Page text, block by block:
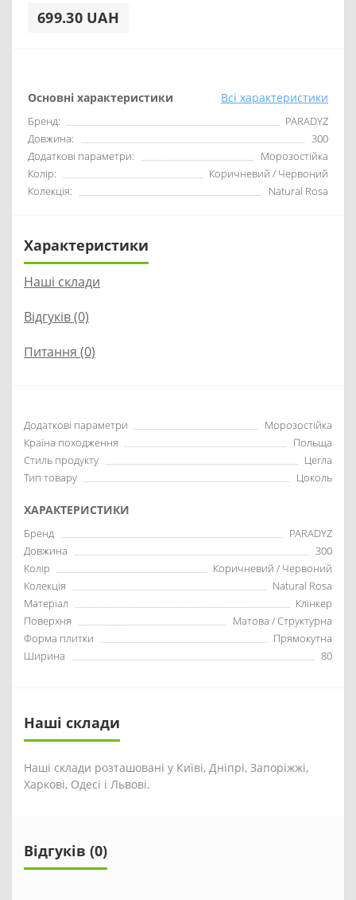
699.30 UAH
Основні характеристики Всі характеристики
Бренд:
PARADYZ
Довжина:
300
Додаткові параметри:
Морозостійка
Колір:
Коричневий / Червоний
Колекція:
Natural Rosa
Характеристики
Наші склади
Відгуків (0)
Питання (0)
Додаткові параметри
Морозостійка
Країна походження
Польща
Стиль продукту
Цегла
Тип товару
Цоколь
ХАРАКТЕРИСТИКИ
Бренд
PARADYZ
Довжина
300
Колір
Коричневий / Червоний
Колекція
Natural Rosa
Матеріал
Клінкер
Поверхня
Матова / Структурна
Форма плитки
Прямокутна
Ширина
80
Наші склади
Наші склади розташовані у Київі, Дніпрі, Запоріжжі,
Харкові, Одесі і Львові.
Відгуків (0)